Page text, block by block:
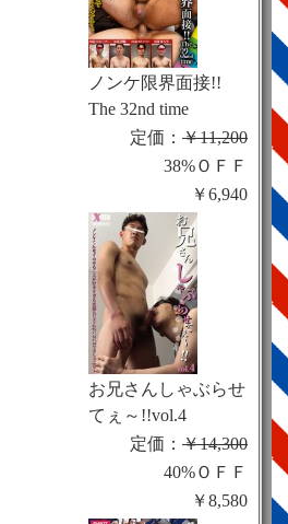
ノンケ限界面接!!
The 32nd time
定価： ￥11,200
38%ＯＦＦ
￥6,940
お兄さんしゃぶらせ
てぇ～!!vol.4
定価： ￥14,300
40%ＯＦＦ
￥8,580